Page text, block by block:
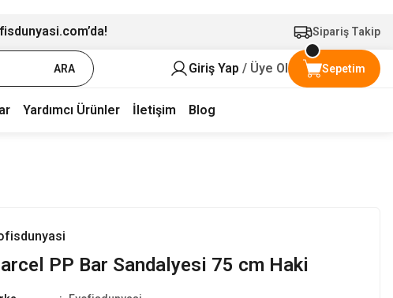
Sipariş Takip
ARA Giriş Yap / Üye Ol Sepetim
Yardımcı Ürünler İletişim Blog
PP Bar Sandalyesi 75 cm Haki